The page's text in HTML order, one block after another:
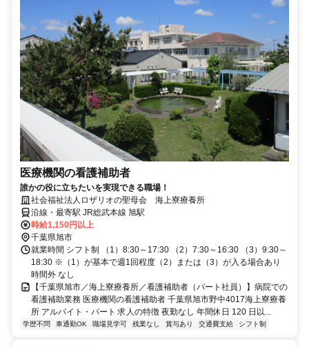
医療機関の看護補助者
誰かの役に立ちたいを実現できる職場！
社会福祉法人ロザリオの聖母会 海上寮療養所
沿線・最寄駅 JR総武本線 旭駅
時給1,150円以上
千葉県旭市
就業時間 シフト制 （1）8:30～17:30 （2）7:30～16:30 （3）9:30～
18:30 ※（1）が基本で週1回程度（2）または（3）が入る場合あり
時間外 なし
【千葉県旭市／海上寮療養所／看護補助者（パート社員）】病院での
看護補助業務 医療機関の看護補助者 千葉県旭市野中4017海上寮療養
所 アルバイト・パート 求人の特徴 夜勤なし 年間休日 120 日以...
学歴不問 車通勤OK 職場見学可 残業なし 賞与あり 交通費支給 シフト制